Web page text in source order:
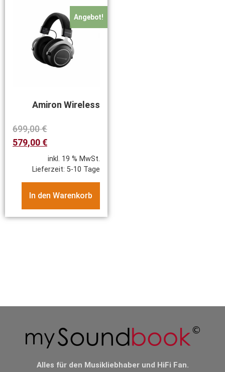
Angebot!
Amiron Wireless
699,00€
579,00 €
inkl. 19 % MwSt.
Lieferzeit: 5-10 Tage
In den Warenkorb
Alles für den Musikliebhaber und HiFi Fan.